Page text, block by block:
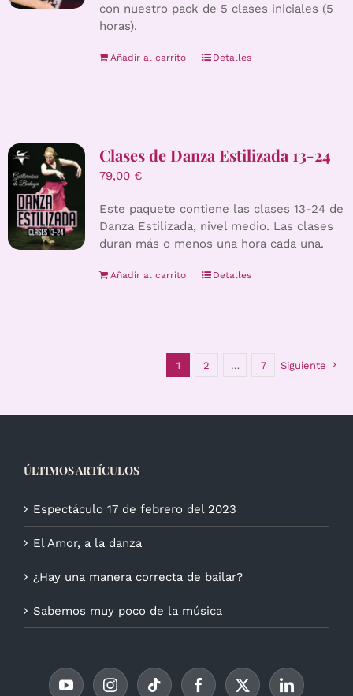
con nuestro pack de 5 clases iniciales (5
horas).
Añadir al carrito Detalles
Clases de Danza Estilizada 13-24
79,00 €
Este paquete contiene las clases 13-24 de
Danza Estilizada, nivel medio. Las clases
duran más o menos una hora cada una.
Añadir al carrito Detalles
1 2 … 7 Siguiente
ÚLTIMOS ARTÍCULOS
Espectáculo 17 de febrero del 2023
El Amor, a la danza
¿Hay una manera correcta de bailar?
Sabemos muy poco de la música